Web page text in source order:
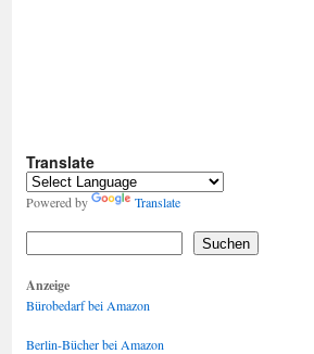
Translate
Powered by Translate
Suchen
Anzeige
Bürobedarf bei Amazon
Berlin-Bücher bei Amazon